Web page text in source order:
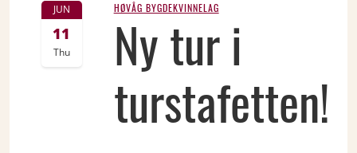
JUN
11
Thu
HØVÅG BYGDEKVINNELAG
Ny tur i
turstafetten!